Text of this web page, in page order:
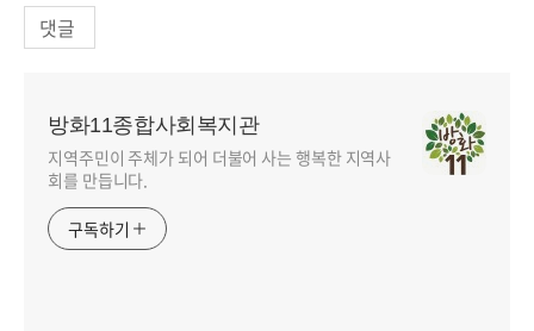
댓글
방화11종합사회복지관
지역주민이 주체가 되어 더불어 사는 행복한 지역사
회를 만듭니다.
구독하기